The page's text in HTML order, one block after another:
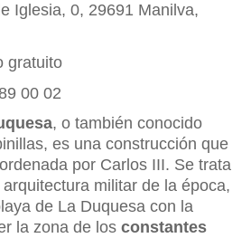
Iglesia, 0, 29691 Manilva,
gratuito
00 02
, o también conocido
es una construcción que
por Carlos III. Se trata
militar de la época,
de La Duquesa con la
la zona de los constantes